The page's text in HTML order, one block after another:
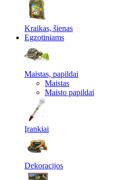
Kraikas, šienas
Egzotiniams
Maistas, papildai
Maistas
Maisto papildai
Įrankiai
Dekoracijos